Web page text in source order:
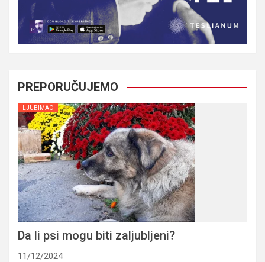
PREPORUČUJEMO
LJUBIMAC
Da li psi mogu biti zaljubljeni?
11/12/2024